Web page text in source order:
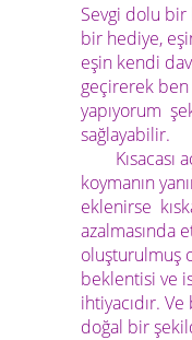
Sevgi dolu bir
bir hediye,
eşin kendi
geçirerek ben
yapıyorum
sağlayabilir.
Kısacası
koymanın
eklenirse
azalmasında
oluşturulmuş
beklentisi ve
ihtiyacıdır.
doğal bir